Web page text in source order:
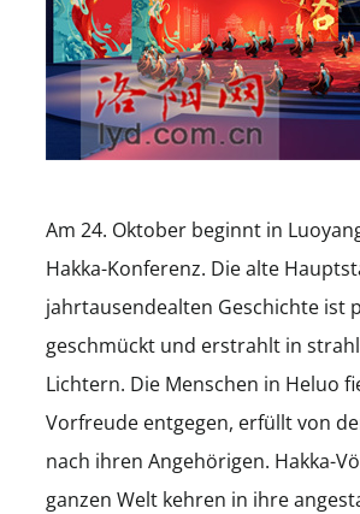
Am 24. Oktober beginnt in
Hakka-Konferenz. Die alte
jahrtausendealten Geschichte ist
geschmückt und erstrahlt in
Lichtern. Die Menschen in Heluo
Vorfreude entgegen, erfüllt von
nach ihren Angehörigen. Hakka-
ganzen Welt kehren in ihre